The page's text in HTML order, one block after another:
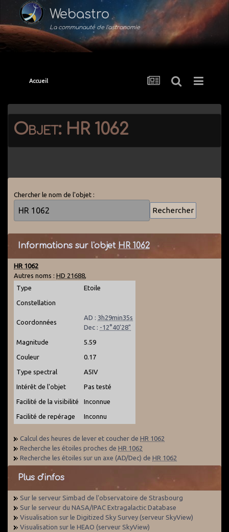
Webastro
La communauté de l'astronomie
Accueil
Objet: HR 1062
Chercher le nom de l'objet :
Informations sur l'objet HR 1062
HR 1062
Autres noms : HD 21688,
Type
Etoile
Constellation
Coordonnées
AD : 3h29min35s
Dec : -12°40'28"
Magnitude 5.59
Couleur 0.17
Type spectral A5IV
Intérêt de l'objet Pas testé
Facilité de la visibilité Inconnue
Facilité de repérage Inconnu
Calcul des heures de lever et coucher de HR 1062
Recherche les étoiles proches de HR 1062
Recherche les étoiles sur un axe (AD/Dec) de HR 1062
Plus d'infos
Sur le serveur Simbad de l'observatoire de Strasbourg
Sur le serveur du NASA/IPAC Extragalactic Database
Visualisation sur le Digitized Sky Survey (serveur SkyView)
Visualisation sur le HEAO (serveur SkyView)